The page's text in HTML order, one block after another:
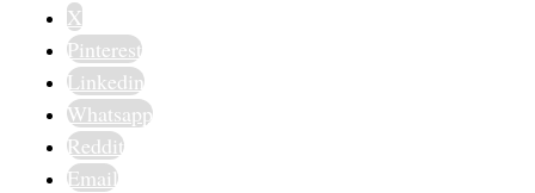
X
Pinterest
Linkedin
Whatsapp
Reddit
Email